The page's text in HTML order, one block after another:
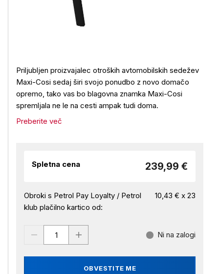
Priljubljen proizvajalec otroških avtomobilskih sedežev
Maxi-Cosi sedaj širi svojo ponudbo z novo domačo
opremo, tako vas bo blagovna znamka Maxi-Cosi
spremljala ne le na cesti ampak tudi doma.
Preberite več
Spletna cena 239,99 €
Obroki s Petrol Pay Loyalty / Petrol
klub plačilno kartico od:
10,43 € x 23
OBVESTITE ME
Ni na zalogi